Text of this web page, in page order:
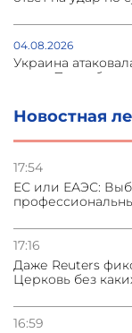
Новостная
17:54
ЕС или ЕАЭС:
17:16
Даже Reuters
Церковь без
16:59
04.08.2026
Украина
и под
03.08.2026
Стратегия
03.08.2026
31.07.2026